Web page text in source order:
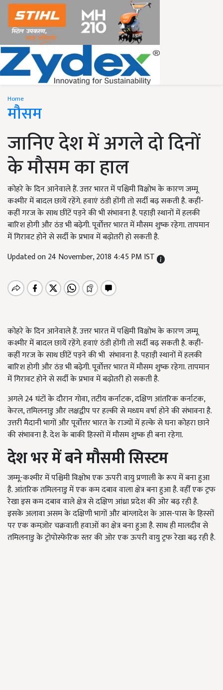
Home
मौसम
जानिए देश में अगले दो दिनों
के मौसम का हाल
कोहरे के दिन आनेवाले हैं. उत्तर भारत में पश्चिमी विक्षोभ के कारण जम्मू
कश्मीर में बादल छायें रहेंगे. हवाएं ठंडी होंगी तो सर्दी बढ़ सकती है. कहीं-
कहीं गरज के साथ छींटें पड़ने की भी संभावना है. पहाड़ी स्थानों में हलकी
बारिश होगी और ठंड भी बढ़ेगी. पूर्वोत्तर भारत में मौसम शुष्क रहेगा. तापमान
में गिरावट होने से सर्दी के प्रभाव में बढ़ोतरी हो सकती है.
Updated on 24 November, 2018 4:45 PM IST
कोहरे के दिन आनेवाले हैं. उत्तर भारत में पश्चिमी विक्षोभ के कारण जम्मू
कश्मीर में बादल छायें रहेंगे. हवाएं ठंडी होंगी तो सर्दी बढ़ सकती है. कहीं-
कहीं गरज के साथ छींटें पड़ने की भी संभावना है. पहाड़ी स्थानों में हलकी
बारिश होगी और ठंड भी बढ़ेगी. पूर्वोत्तर भारत में मौसम शुष्क रहेगा. तापमान
में गिरावट होने से सर्दी के प्रभाव में बढ़ोतरी हो सकती है.
अगले 24 घंटों के दौरान गोवा, तटीय कर्नाटक, दक्षिण आंतरिक कर्नाटक,
केरल, तमिलनाडु और लक्षद्वीप पर हल्की से मध्यम वर्षा होने की संभावना है.
उत्तरी मैदानी भागों और पूर्वोत्तर भारत के राज्यों में हल्के से घना कोहरा छाने
की संभावना है. देश के बाकी हिस्सों में मौसम शुष्क ही बना रहेगा.
देश भर में बने मौसमी सिस्टम
जम्मू-कश्मीर में पश्चिमी विक्षोभ एक ऊपरी वायु प्रणाली के रूप में बना हुआ
है. आंतरिक तमिलनाडु में एक कम दबाव वाला क्षेत्र बना हुआ है. वहीँ एक ट्रफ
रेखा इस कम दबाव वाले क्षेत्र से दक्षिण आंध्रा प्रदेश की ओर बढ़ रही है.
इसके अलावा असम के दक्षिणी भागों और बांग्लादेश के आस-पास के हिस्सों
पर एक कमज़ोर चक्रवाती हवाओं का क्षेत्र बना हुआ है. साथ ही मालदीव से
तमिलनाडु के ट्रोपोस्फेरिक स्तर की ओर एक ऊपरी वायु ट्रफ रेखा बढ़ रही है.